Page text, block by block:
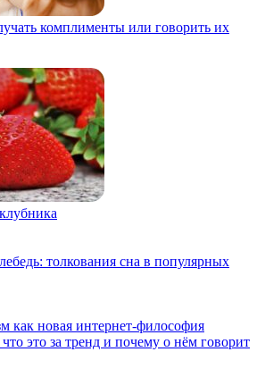
комплименты или говорить их
толкования сна в популярных
как новая интернет-философия
это за тренд и почему о нём говорит